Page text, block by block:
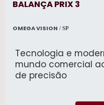
BALANÇA PRIX 3
OMEGA VISION / SP
Tecnologia e
mundo comercial
de precisão